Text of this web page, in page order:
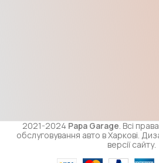
2021-2024 Papa Garage . Всі
обслуговування авто в Харкові.
версії сайту.